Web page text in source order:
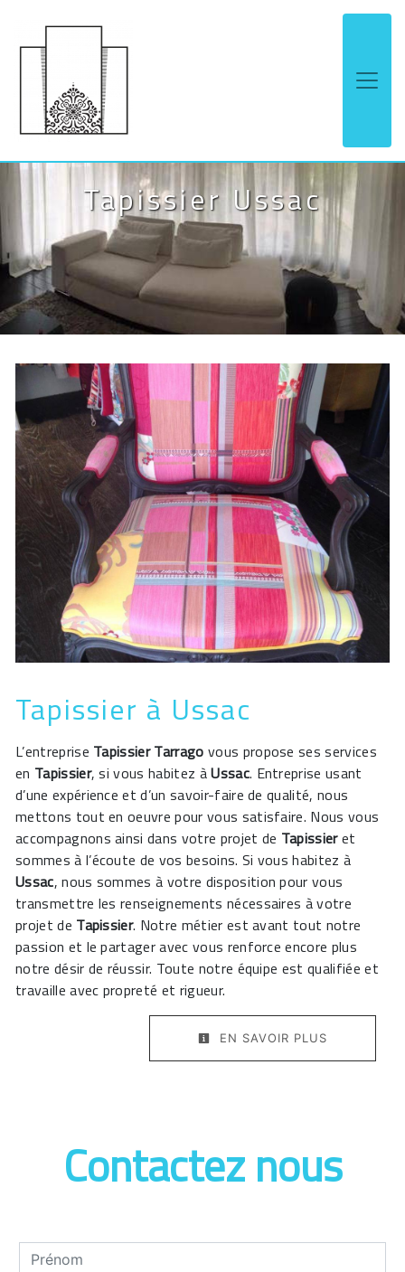
Tapissier Ussac
Tapissier à Ussac
L’entreprise Tapissier Tarrago vous propose ses services
en Tapissier, si vous habitez àUssac. Entreprise usant
d’une expérience et d’un savoir-faire de qualité, nous
mettons tout en oeuvre pour vous satisfaire. Nous vous
accompagnons ainsi dans votre projet de Tapissieret
sommes à l’écoute de vos besoins. Si vous habitez à
Ussac, nous sommes à votre disposition pour vous
transmettre les renseignements nécessaires à votre
projet de Tapissier. Notre métier est avant tout notre
passion et le partager avec vous renforce encore plus
notre désir de réussir. Toute notre équipe est qualifiée et
travaille avec propreté et rigueur.
EN SAVOIR PLUS
Contactez nous